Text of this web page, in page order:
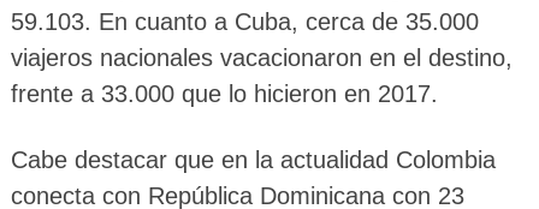
59.103. En cuanto a Cuba, cerca de 35.000
viajeros nacionales vacacionaron en el destino,
frente a 33.000 que lo hicieron en 2017.
Cabe destacar que en la actualidad Colombia
conecta con República Dominicana con 23